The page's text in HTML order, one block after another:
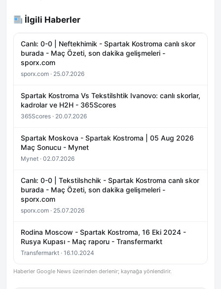
İlgili Haberler
Canlı: 0-0 | Neftekhimik - Spartak Kostroma canlı skor
burada - Maç Özeti, son dakika gelişmeleri -
sporx.com
sporx.com · 25.07.2026
Spartak Kostroma Vs Tekstilshtik Ivanovo: canlı skorlar,
kadrolar ve H2H - 365Scores
365Scores · 20.07.2026
Spartak Moskova - Spartak Kostroma | 05 Aug 2026
Maç Sonucu - Mynet
Mynet · 02.07.2026
Canlı: 0-0 | Tekstilshchik - Spartak Kostroma canlı skor
burada - Maç Özeti, son dakika gelişmeleri -
sporx.com
sporx.com · 25.07.2026
Rodina Moscow - Spartak Kostroma, 16 Eki 2024 -
Rusya Kupası - Maç raporu - Transfermarkt
Transfermarkt · 16.10.2024
Haberler Google News üzerinden derlenir; kaynağa yönlendirir.